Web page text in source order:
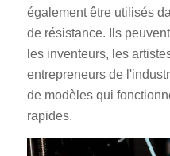
également être utilisés
de résistance. Ils
les inventeurs, les
entrepreneurs de
de modèles qui
rapides.